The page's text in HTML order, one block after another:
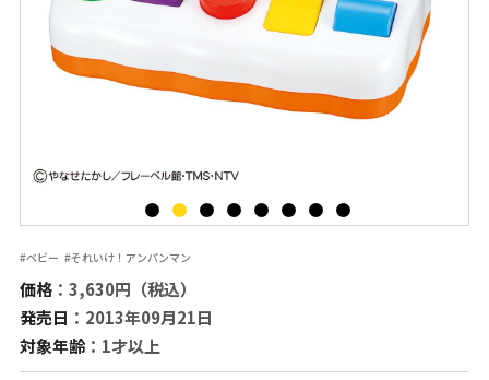
#ベビー #それいけ！アンパンマン
価格：3,630円（税込）
発売日 ：2013年09月21日
対象年齢：1才以上